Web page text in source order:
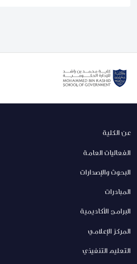
عن الكلية
الفعاليات العامة
البحوث والإصدارات
المبادرات
البرامج الأكاديمية
المركز الإعلامي
التعليم التنفيذي